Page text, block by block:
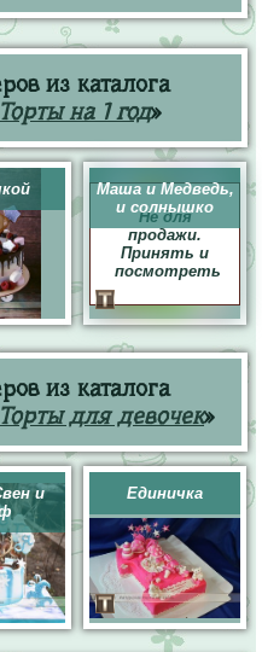
из каталога
на 1 год»
Маша и Медведь,
и солнышко
Не для
продажи.
Принять и
посмотреть
из каталога
для девочек»
и
Единичка